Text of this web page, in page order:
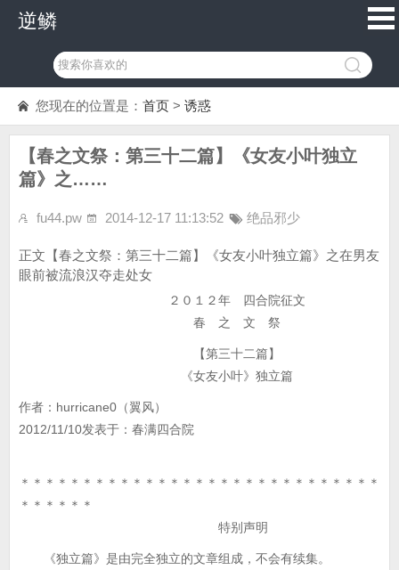
逆鳞
您现在的位置是： 首页 > 诱惑
【春之文祭：第三十二篇】《女友小叶独立
篇》之……
fu44.pw 2014-12-17 11:13:52 绝品邪少
正文【春之文祭：第三十二篇】《女友小叶独立篇》之在男友
眼前被流浪汉夺走处女
２０１２年 四合院征文
春 之 文 祭
【第三十二篇】
《女友小叶》独立篇
作者：hurricane0（翼风）
2012/11/10发表于：春满四合院
＊＊＊＊＊＊＊＊＊＊＊＊＊＊＊＊＊＊＊＊＊＊＊＊＊＊＊＊＊
＊＊＊＊＊＊
特别声明
《独立篇》是由完全独立的文章组成，不会有续集。